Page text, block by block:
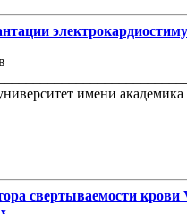
имени
свертываемости